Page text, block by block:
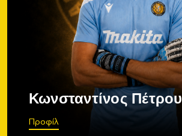
Κωνσταντίνος Πέτρου
Προφίλ